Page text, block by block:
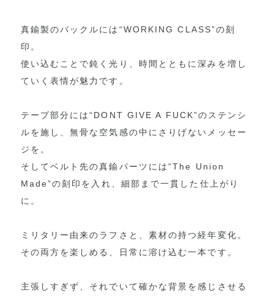
真鍮製のバックルには“WORKING CLASS”の刻
印。
使い込むことで鈍く光り、時間とともに深みを増し
ていく表情が魅力です。
テープ部分には“DONT GIVE A FUCK”のステンシ
ルを施し、無骨な空気感の中にさりげないメッセー
ジを。
そしてベルト先の真鍮パーツには“The Union
Made”の刻印を入れ、細部まで一貫した仕上がり
に。
ミリタリー由来のラフさと、素材の持つ経年変化。
その両方を楽しめる、日常に溶け込む一本です。
主張しすぎず、それでいて確かな背景を感じさせる